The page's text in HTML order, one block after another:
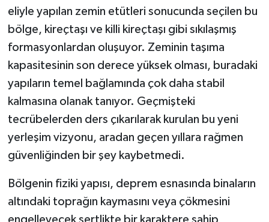
eliyle yapılan zemin etütleri sonucunda seçilen bu
bölge, kireçtaşı ve killi kireçtaşı gibi sıkılaşmış
formasyonlardan oluşuyor. Zeminin taşıma
kapasitesinin son derece yüksek olması, buradaki
yapıların temel bağlamında çok daha stabil
kalmasına olanak tanıyor. Geçmişteki
tecrübelerden ders çıkarılarak kurulan bu yeni
yerleşim vizyonu, aradan geçen yıllara rağmen
güvenliğinden bir şey kaybetmedi.
Bölgenin fiziki yapısı, deprem esnasında binaların
altındaki toprağın kaymasını veya çökmesini
engelleyecek sertlikte bir karaktere sahip